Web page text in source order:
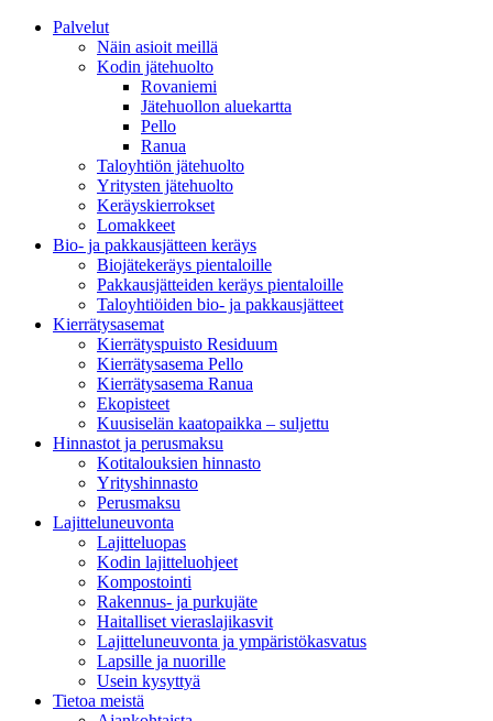
Palvelut
Näin asioit meillä
Kodin jätehuolto
Rovaniemi
Jätehuollon aluekartta
Pello
Ranua
Taloyhtiön jätehuolto
Yritysten jätehuolto
Keräyskierrokset
Lomakkeet
Bio- ja pakkausjätteen keräys
Biojätekeräys pientaloille
Pakkausjätteiden keräys pientaloille
Taloyhtiöiden bio- ja pakkausjätteet
Kierrätysasemat
Kierrätyspuisto Residuum
Kierrätysasema Pello
Kierrätysasema Ranua
Ekopisteet
Kuusiselän kaatopaikka – suljettu
Hinnastot ja perusmaksu
Kotitalouksien hinnasto
Yrityshinnasto
Perusmaksu
Lajitteluneuvonta
Lajitteluopas
Kodin lajitteluohjeet
Kompostointi
Rakennus- ja purkujäte
Haitalliset vieraslajikasvit
Lajitteluneuvonta ja ympäristökasvatus
Lapsille ja nuorille
Usein kysyttyä
Tietoa meistä